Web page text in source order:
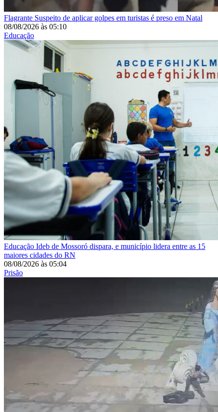
Flagrante Suspeito de aplicar golpes em turistas é preso em Natal
08/08/2026 às 05:10
Educação
Educação Ideb de Mossoró dispara, e município lidera entre as 15
maiores cidades do RN
08/08/2026 às 05:04
Prisão